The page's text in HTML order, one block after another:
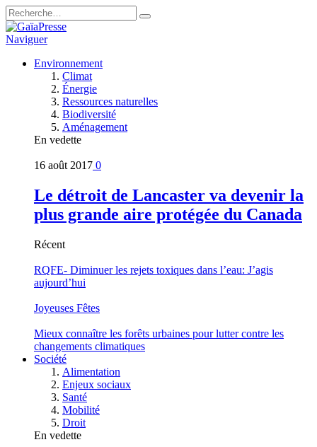
Naviguer
Environnement
Climat
Énergie
Ressources naturelles
Biodiversité
Aménagement
En vedette
16 août 2017 0
Le détroit de Lancaster va devenir la
plus grande aire protégée du Canada
Récent
RQFE- Diminuer les rejets toxiques dans l’eau: J’agis
aujourd’hui
Joyeuses Fêtes
Mieux connaître les forêts urbaines pour lutter contre les
changements climatiques
Société
Alimentation
Enjeux sociaux
Santé
Mobilité
Droit
En vedette